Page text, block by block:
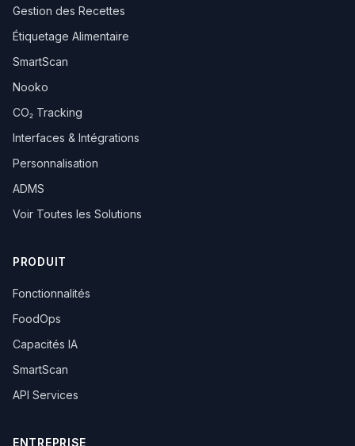
Gestion des Recettes
Étiquetage Alimentaire
SmartScan
Nooko
CO₂ Tracking
Interfaces & Intégrations
Personnalisation
ADMS
Voir Toutes les Solutions
PRODUIT
Fonctionnalités
FoodOps
Capacités IA
SmartScan
API Services
ENTREPRISE